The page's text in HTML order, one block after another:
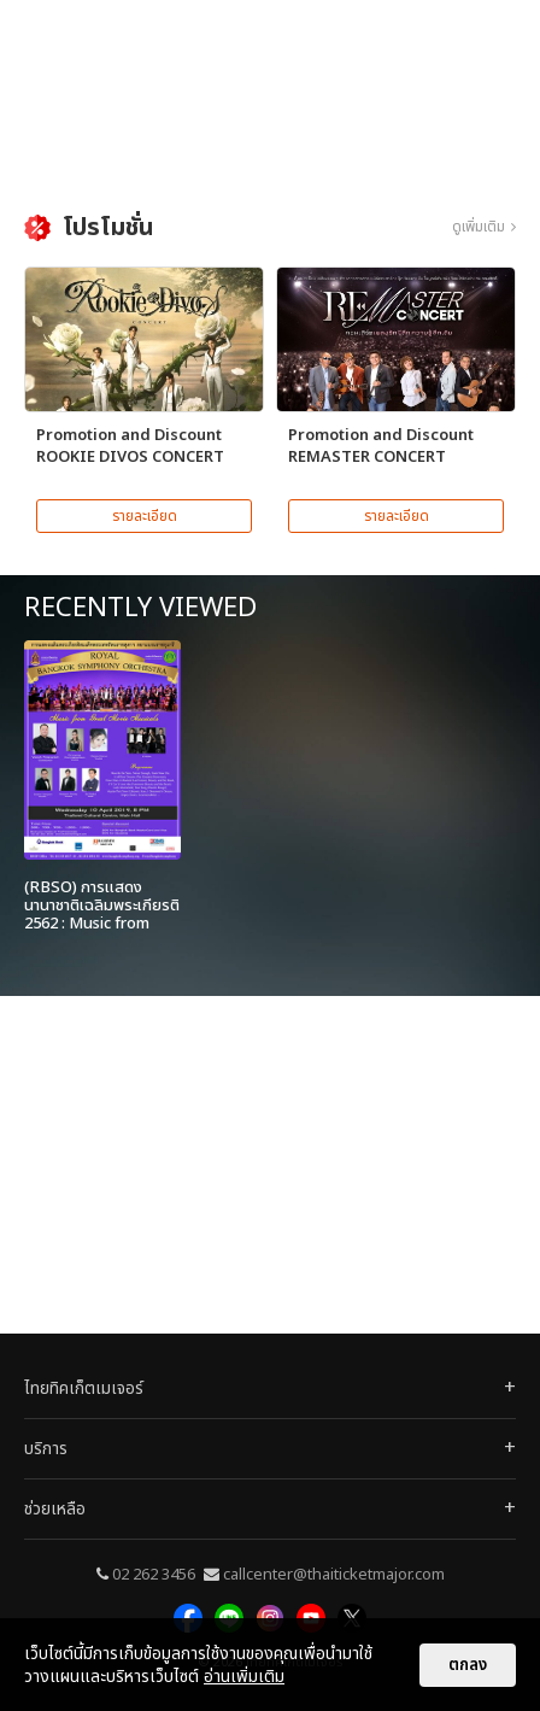
โปรโมชั่น ดูเพิ่มเติม
Promotion and Discount
ROOKIE DIVOS CONCERT
รายละเอียด
Promotion and Discount
REMASTER CONCERT
รายละเอียด
RECENTLY VIEWED
(RBSO) การแสดง
นานาชาติเฉลิมพระเกียรติ
2562 : Music from
ไทยทิคเก็ตเมเจอร์
บริการ
ช่วยเหลือ
02 262 3456 callcenter@thaiticketmajor.com
© 2026ไทยทิคเก็ตเมเจอร์
เว็บไซต์นี้มีการเก็บข้อมูลการใช้งานของคุณเพื่อนำมาใช้
วางแผนและบริหารเว็บไซต์อ่านเพิ่มเติม ตกลง